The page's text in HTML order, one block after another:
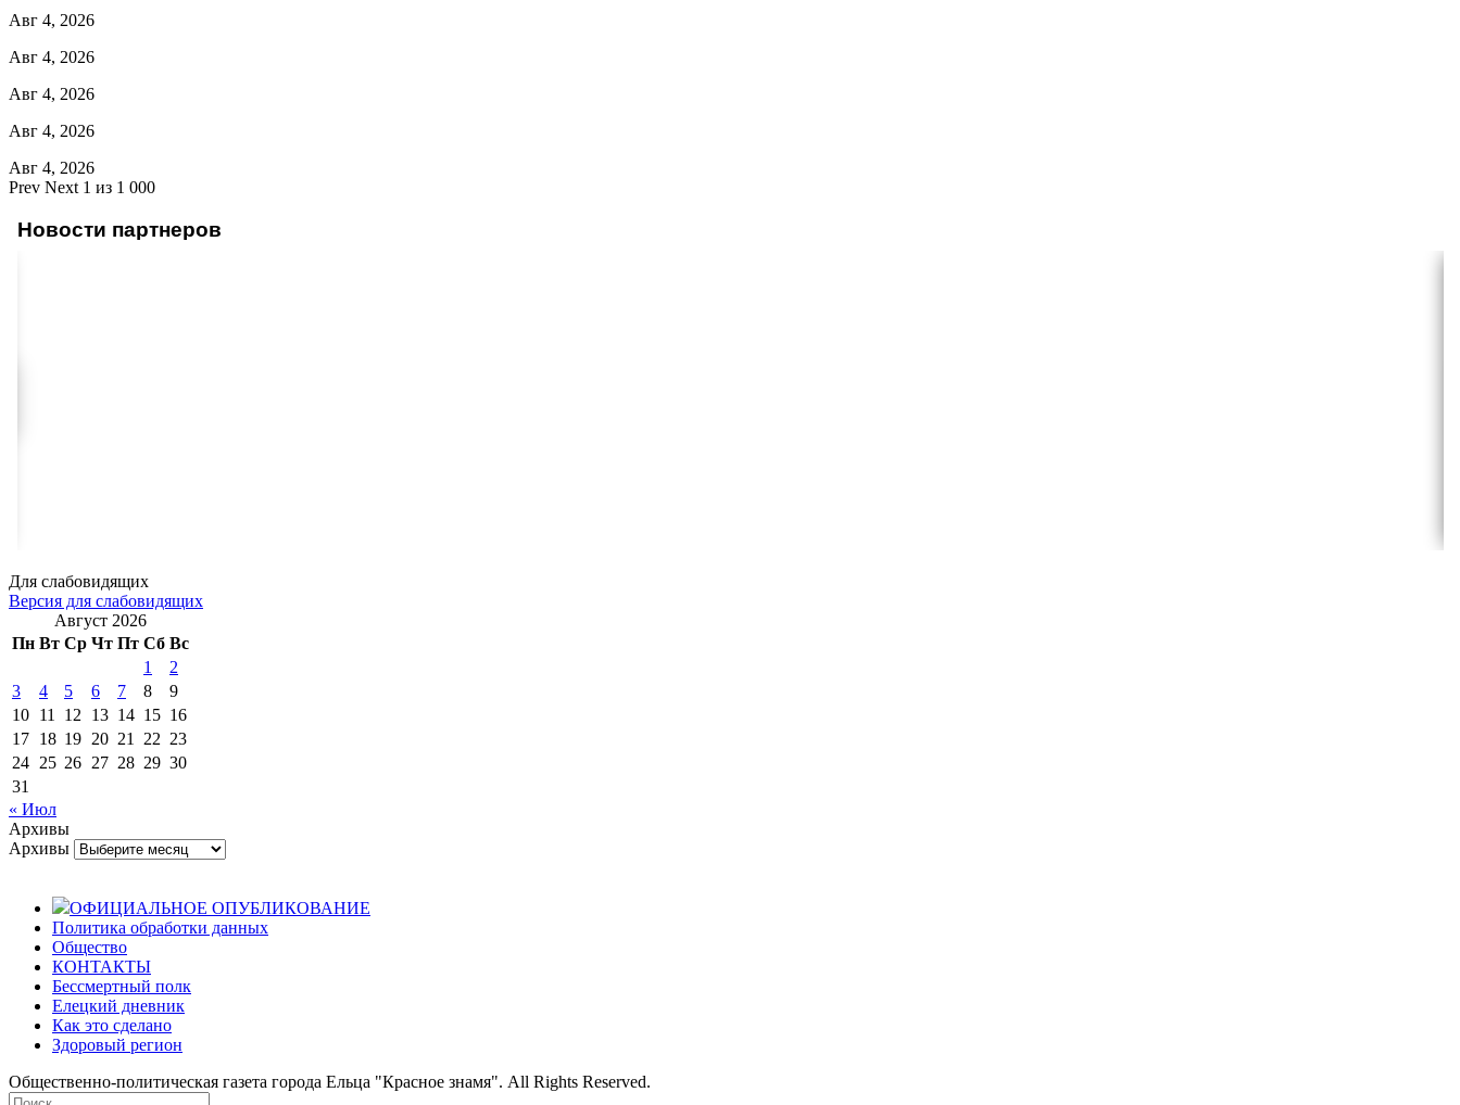
Авг 4, 2026
Авг 4, 2026
Авг 4, 2026
Авг 4, 2026
Авг 4, 2026
Prev Next 1 из 1 000
Новости партнеров
Для слабовидящих
Версия для слабовидящих
Август 2026
Пн Вт Ср Чт Пт Сб Вс
1
2
3
4 5 6 7 8
9
10 11 12 13 14 15 16
17 18 19 20 21 22 23
24 25 26 27 28 29 30
31
« Июл
Архивы
Архивы
ОФИЦИАЛЬНОЕ ОПУБЛИКОВАНИЕ
Политика обработки данных
Общество
КОНТАКТЫ
Бессмертный полк
Елецкий дневник
Как это сделано
Здоровый регион
Общественно-политическая газета города Ельца "Красное знамя". All Rights Reserved.